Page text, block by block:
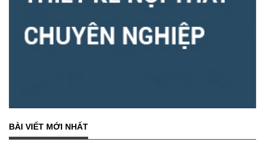
BÀI VIẾT MỚI NHẤT